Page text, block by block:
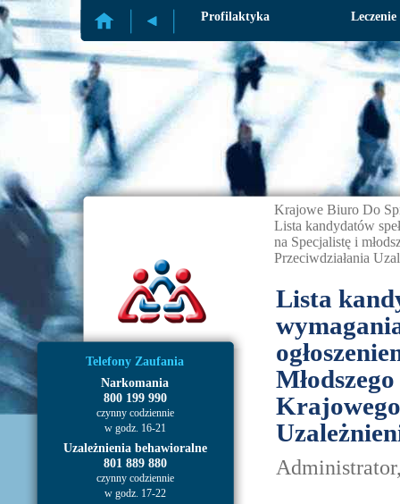
Profilaktyka Leczenie
Telefony Zaufania
Narkomania
800 199 990
czynny codziennie
w godz. 16-21
Uzależnienia behawioralne
801 889 880
czynny codziennie
w godz. 17-22
Krajowe Biuro Do
Lista kandydatów
na Specjalistę i
Przeciwdziałania
Lista